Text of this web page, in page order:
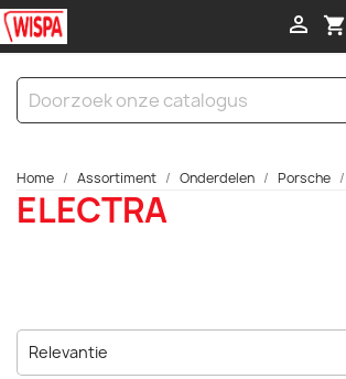
shopping_cart

Home Assortiment Onderdelen Porsche
ELECTRA
Relevantie